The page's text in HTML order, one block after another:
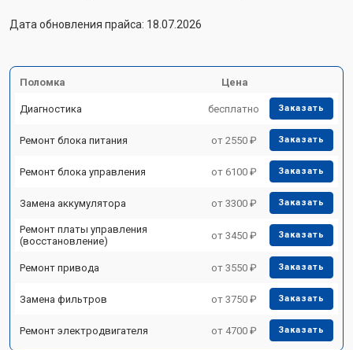
Дата обновления прайса: 18.07.2026
Поломка Цена
Диагностика бесплатно Заказать
Ремонт блока питания от 2550 ₽ Заказать
Ремонт блока управления от 6100 ₽ Заказать
Замена аккумулятора от 3300 ₽ Заказать
Ремонт платы управления
(восстановление)
от 3450 ₽ Заказать
Ремонт привода от 3550 ₽ Заказать
Замена фильтров от 3750 ₽ Заказать
Ремонт электродвигателя от 4700 ₽ Заказать